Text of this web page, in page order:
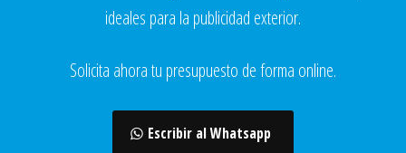
ideales para la publicidad exterior.
Solicita ahora tu presupuesto de forma online.
Escribir al Whatsapp